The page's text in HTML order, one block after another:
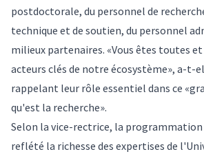
postdoctorale, du personnel de
technique et de soutien, du personnel
milieux partenaires. «Vous êtes toutes
acteurs clés de notre écosystème», a-t-
rappelant leur rôle essentiel dans ce
qu'est la recherche».
Selon la vice-rectrice, la programmation
reflété la richesse des expertises de